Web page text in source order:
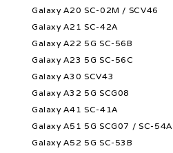
Galaxy A20 SC-02M / SCV46
Galaxy A21 SC-42A
Galaxy A22 5G SC-56B
Galaxy A23 5G SC-56C
Galaxy A30 SCV43
Galaxy A32 5G SCG08
Galaxy A41 SC-41A
Galaxy A51 5G SCG07 / SC-54A
Galaxy A52 5G SC-53B